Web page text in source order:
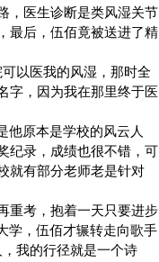
医生诊断是类风湿关节
最后，伍佰竟被送进了精
以医我的风湿，那时全
字，因为我在那里终于医
原本是学校的风云人
纪录，成绩也很不错，可
就有部分老师老是针对
考，抱着一天只要进步
学，伍佰才辗转走向歌手
我的行径就是一个诗